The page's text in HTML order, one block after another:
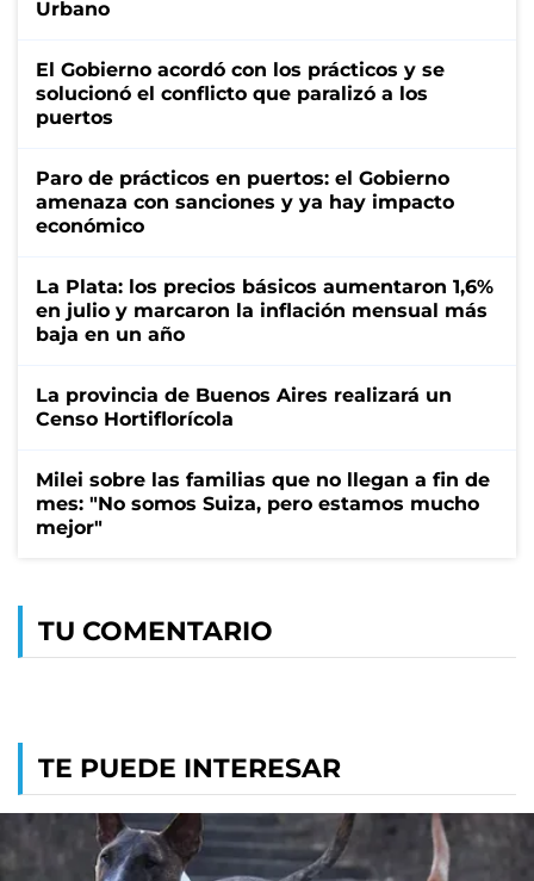
Urbano
El Gobierno acordó con los prácticos y se
solucionó el conflicto que paralizó a los
puertos
Paro de prácticos en puertos: el Gobierno
amenaza con sanciones y ya hay impacto
económico
La Plata: los precios básicos aumentaron 1,6%
en julio y marcaron la inflación mensual más
baja en un año
La provincia de Buenos Aires realizará un
Censo Hortiflorícola
Milei sobre las familias que no llegan a fin de
mes: "No somos Suiza, pero estamos mucho
mejor"
TU COMENTARIO
TE PUEDE INTERESAR